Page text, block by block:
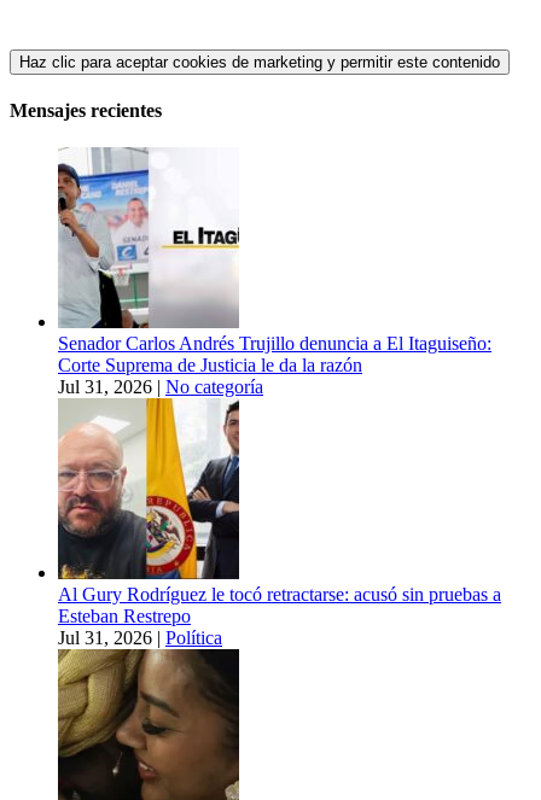
Haz clic para aceptar cookies de marketing y permitir este contenido
Mensajes recientes
Senador Carlos Andrés Trujillo denuncia a El Itaguiseño:
Corte Suprema de Justicia le da la razón
Jul 31, 2026 | No categoría
Al Gury Rodríguez le tocó retractarse: acusó sin pruebas a
Esteban Restrepo
Jul 31, 2026 | Política